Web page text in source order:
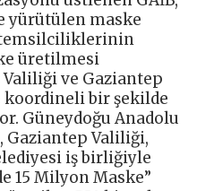
yürütülen maske
temsilciliklerinin
üretilmesi
ve Gaziantep
koordineli bir şekilde
Güneydoğu Anadolu
Gaziantep Valiliği,
iş birliğiyle
15 Milyon Maske”